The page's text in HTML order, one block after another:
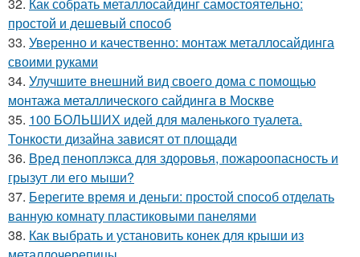
простой и дешевый способ
33. Уверенно и качественно: монтаж металлосайдинга
своими руками
34. Улучшите внешний вид своего дома с помощью
монтажа металлического сайдинга в Москве
35. 100 БОЛЬШИХ идей для маленького туалета.
Тонкости дизайна зависят от площади
36. Вред пеноплэкса для здоровья, пожароопасность и
грызут ли его мыши?
37. Берегите время и деньги: простой способ отделать
ванную комнату пластиковыми панелями
38. Как выбрать и установить конек для крыши из